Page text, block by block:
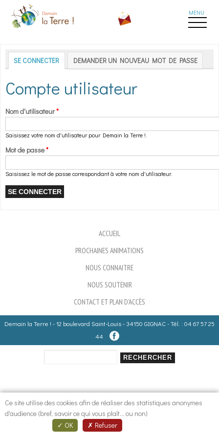
Aller au contenu principal
Onglets principaux
SE CONNECTER (ONGLET ACTIF)
DEMANDER UN NOUVEAU MOT DE PASSE
Compte utilisateur
Nom d'utilisateur*
Saisissez votre nom d'utilisateur pour Demain la Terre !.
Mot de passe*
Saisissez le mot de passe correspondant à votre nom d'utilisateur.
ACCUEIL
PROCHAINES ANIMATIONS
NOUS CONNAITRE
NOUS SOUTENIR
CONTACT ET PLAN D'ACCÈS
Demain la Terre ! - 12 boulevard Saint-Louis - 34150 GIGNAC - Tél. : 04 67 57 25
44
Ce site utilise des cookies afin de réaliser des statistiques anonymes
d'audience (bref, savoir ce qui vous plaît... ou non)
OK
Refuser